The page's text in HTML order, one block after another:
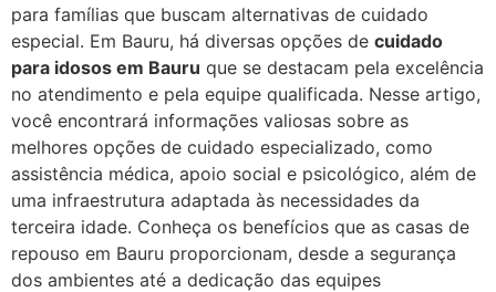
para famílias que buscam alternativas de cuidado
especial. Em Bauru, há diversas opções de cuidado
para idosos em Bauru que se destacam pela excelência
no atendimento e pela equipe qualificada. Nesse artigo,
você encontrará informações valiosas sobre as
melhores opções de cuidado especializado, como
assistência médica, apoio social e psicológico, além de
uma infraestrutura adaptada às necessidades da
terceira idade. Conheça os benefícios que as casas de
repouso em Bauru proporcionam, desde a segurança
dos ambientes até a dedicação das equipes